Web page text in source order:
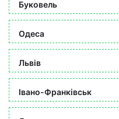
Буковель
Одеса
Львів
Івано-Франківськ